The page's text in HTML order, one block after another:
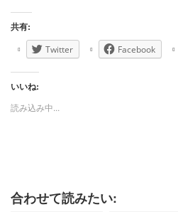
共有:
Twitter Facebook
いいね:
読み込み中...
合わせて読みたい: